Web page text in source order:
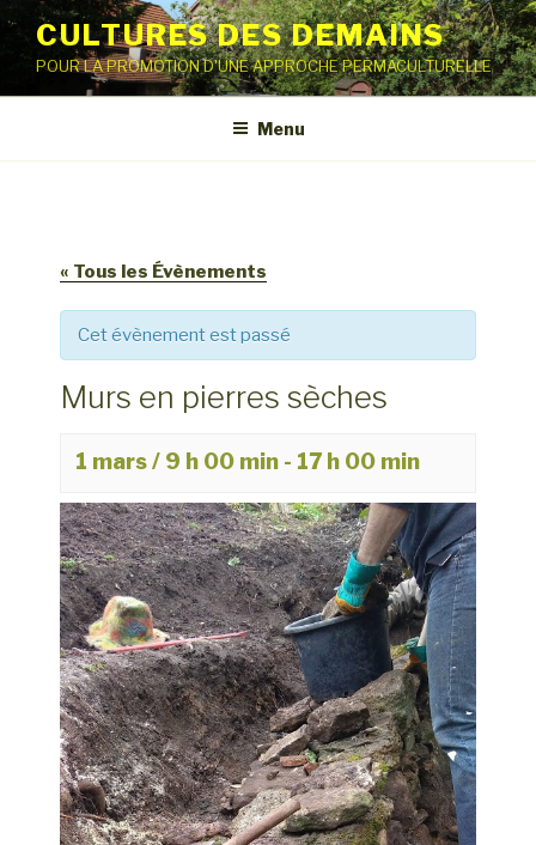
Aller
contenu
principal
CULTURES DES DEMAINS
POUR LA PROMOTION D'UNE APPROCHE PERMACULTURELLE
Menu
« Tous les Évènements
Cet évènement est passé
Murs en pierres sèches
1 mars / 9 h 00 min - 17 h 00 min